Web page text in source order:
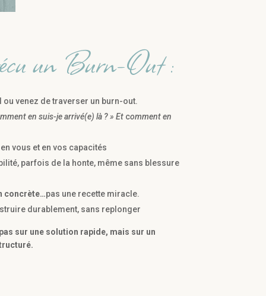
un Burn-Out :
venez de traverser un burn-out.
en suis-je arrivé(e) là ? » Etcomment en
vous et en vos capacités
parfois de la honte, même sans blessure
concrète…pas une recette miracle.
durablement, sans replonger
sur une solution rapide, mais sur un